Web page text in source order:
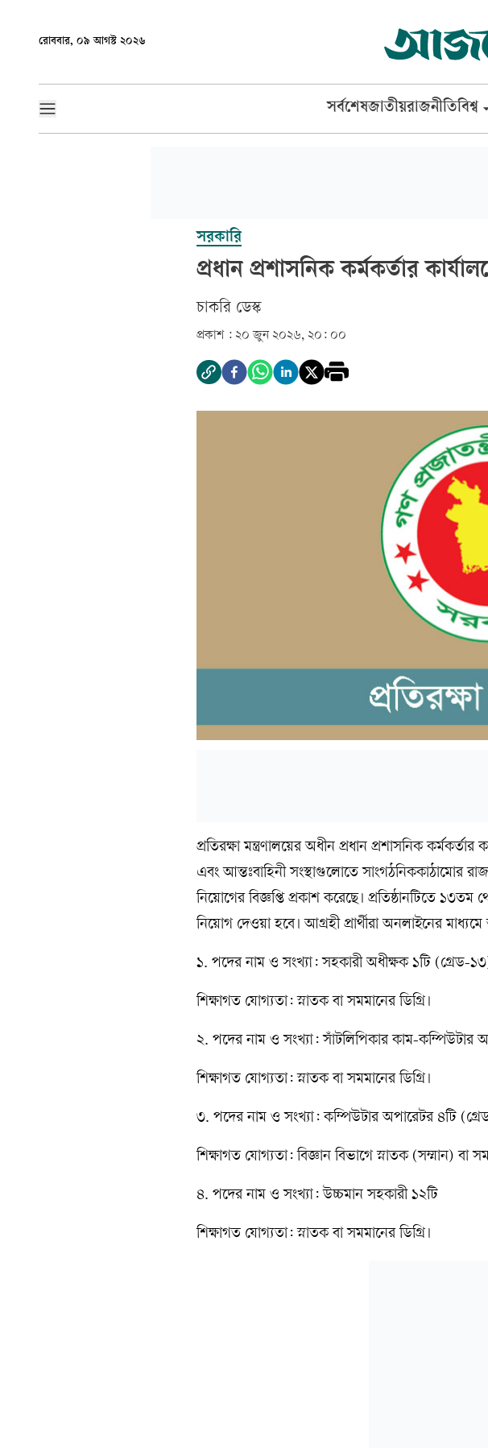
রোববার, ০৯ আগস্ট ২০২৬
সর্বশেষজাতীয়রাজনীতিবিশ্ব
সরকারি
প্রধান প্রশাসনিক কর্মকর্তার
চাকরি ডেস্ক
প্রকাশ : ২০ জুন ২০২৬, ২০: ০০
প্রতিরক্ষা মন্ত্রণালয়ের অধীন প্রধান প্রশাসনিক
এবং আন্তঃবাহিনী সংস্থাগুলোতে সাংগঠনিককাঠামোর
নিয়োগের বিজ্ঞপ্তি প্রকাশ করেছে। প্রতিষ্ঠানটিতে
নিয়োগ দেওয়া হবে। আগ্রহী প্রার্থীরা অনলাইনের
১. পদের নাম ও সংখ্যা: সহকারী অধীক্ষক ১টি (গ্রেড-
শিক্ষাগত যোগ্যতা: স্নাতক বা সমমানের ডিগ্রি।
২. পদের নাম ও সংখ্যা: সাঁটলিপিকার কাম-কম্পিউটার
শিক্ষাগত যোগ্যতা: স্নাতক বা সমমানের ডিগ্রি।
৩. পদের নাম ও সংখ্যা: কম্পিউটার অপারেটর ৪টি
শিক্ষাগত যোগ্যতা: বিজ্ঞান বিভাগে স্নাতক (সম্মান) বা
৪. পদের নাম ও সংখ্যা: উচ্চমান সহকারী ১২টি
শিক্ষাগত যোগ্যতা: স্নাতক বা সমমানের ডিগ্রি।